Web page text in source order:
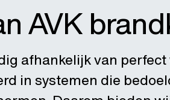
AVK
afhankelijk van
in systemen die